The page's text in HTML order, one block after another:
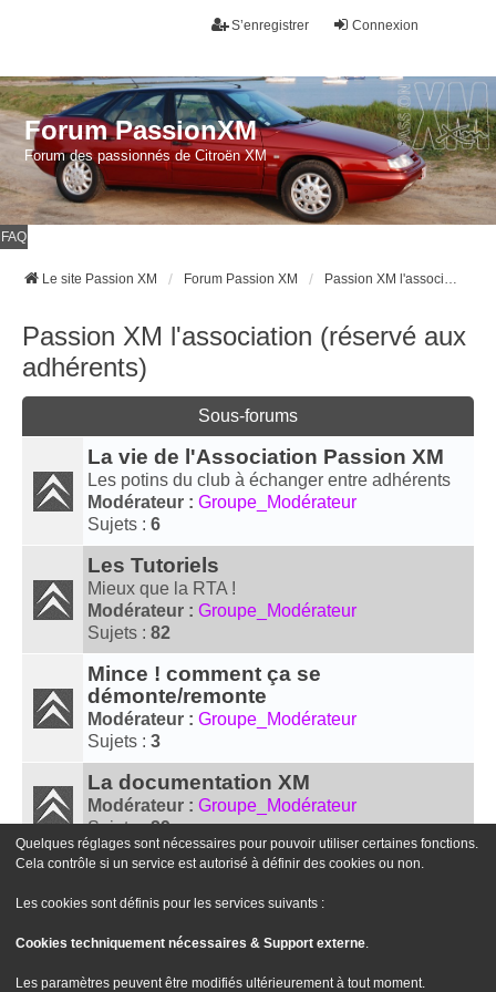
Connexion
S’enregistrer
Forum PassionXM
Forum des passionnés de Citroën XM
FAQ
Le site Passion XM Forum Passion XM Passion XM l'association (réservé aux adhérents)
Passion XM l'association (réservé aux
adhérents)
Sous-forums
La vie de l'Association Passion XM
Les potins du club à échanger entre adhérents
Modérateur : Groupe_Modérateur
Sujets : 6
Les Tutoriels
Mieux que la RTA !
Modérateur : Groupe_Modérateur
Sujets : 82
Mince ! comment ça se
démonte/remonte
Modérateur : Groupe_Modérateur
Sujets : 3
La documentation XM
Modérateur : Groupe_Modérateur
Sujets :29
Quelques réglages sont nécessaires pour pouvoir utiliser certaines fonctions.
Cela contrôle si un service est autorisé à définir des cookies ou non.
Les cookies sont définis pour les services suivants :
Cookies techniquement nécessaires & Support externe.
Les paramètres peuvent être modifiés ultérieurement à tout moment.